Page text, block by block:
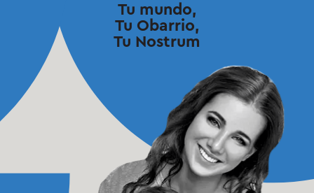
Tu mundo,
Tu Obarrio,
Tu Nostrum